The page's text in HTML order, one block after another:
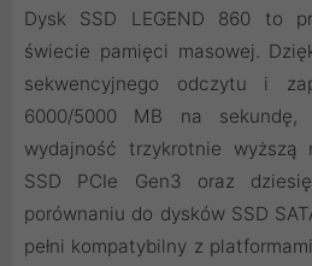
Dysk SSD LEGEND 860 to
świecie pamięci masowej.
sekwencyjnego odczytu i
6000/5000 MB na sekundę,
wydajność trzykrotnie wyższą
SSD PCIe Gen3 oraz
porównaniu do dysków SSD
pełni kompatybilny z